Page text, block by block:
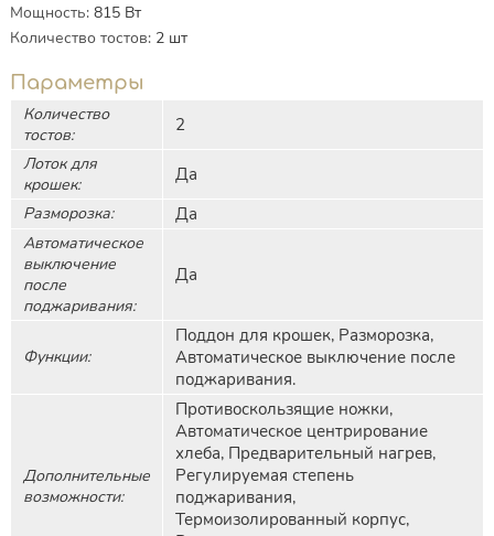
Мощность: 815 Вт
Количество тостов: 2 шт
Параметры
Количество
тостов:
2
Лоток для
крошек:
Да
Разморозка: Да
Автоматическое
выключение
после
поджаривания:
Да
Функции:
Поддон для крошек, Разморозка,
Автоматическое выключение после
поджаривания.
Дополнительные
возможности:
Противоскользящие ножки,
Автоматическое центрирование
хлеба, Предварительный нагрев,
Регулируемая степень
поджаривания,
Термоизолированный корпус,